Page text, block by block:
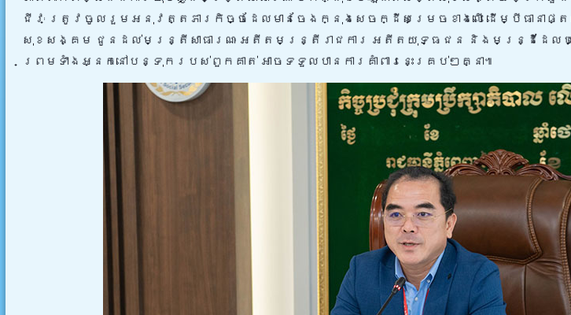
ជីវៈ ត្រូវចូលរួមអនុវត្តភារកិច្ចដែលមានចែងក្នុងសេចក្ដីសម្រេចខាងលើ ដើម្បីធា
សុខសង្គម ជូនដល់មន្ត្រីសាធារណៈ អតីតមន្ត្រីរាជការ អតីតយុទ្ធជន និងមន្រ្ដីដែលបម្
ព្រមទាំងអ្នកនៅបន្ទុករបស់ពួកគាត់ អាចទទួលបានការគាំពារនេះគ្រប់ៗគ្នា៕